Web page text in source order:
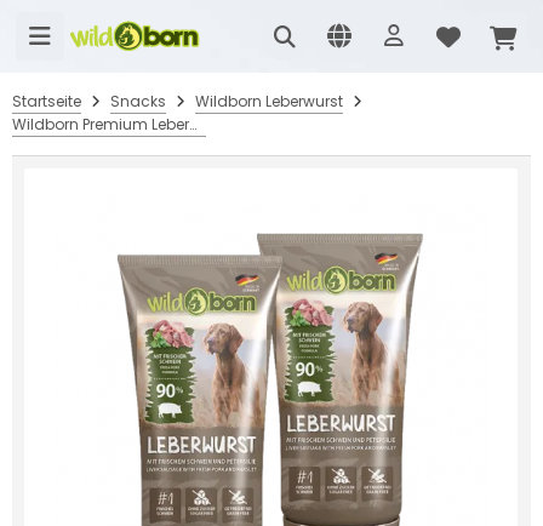
Startseite Snacks
Wildborn Leberwurst
Wildborn Premium Leberwurst aus der Tube 2 x 75 g